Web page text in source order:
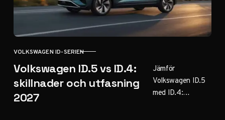
KATEGORI
VOLKSWAGEN ID-SERIEN
Volkswagen ID.5 vs ID.4:
skillnader och utfasning
2027
Jämför
Volkswagen ID.5
med ID.4: